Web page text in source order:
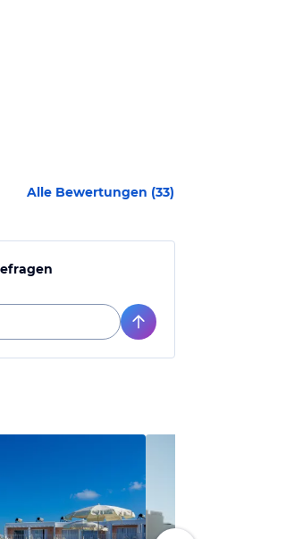
Alle Bewertungen (33)